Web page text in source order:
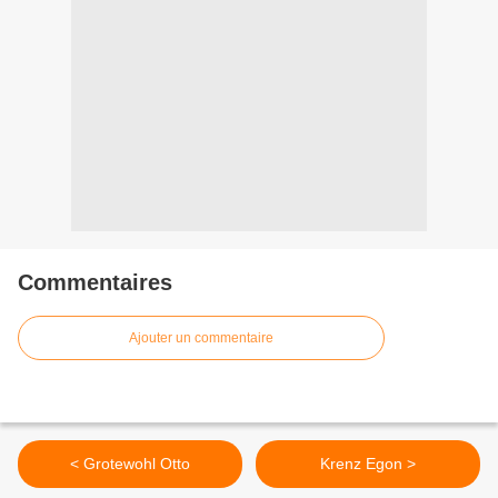
Commentaires
Ajouter un commentaire
< Grotewohl Otto Krenz Egon >